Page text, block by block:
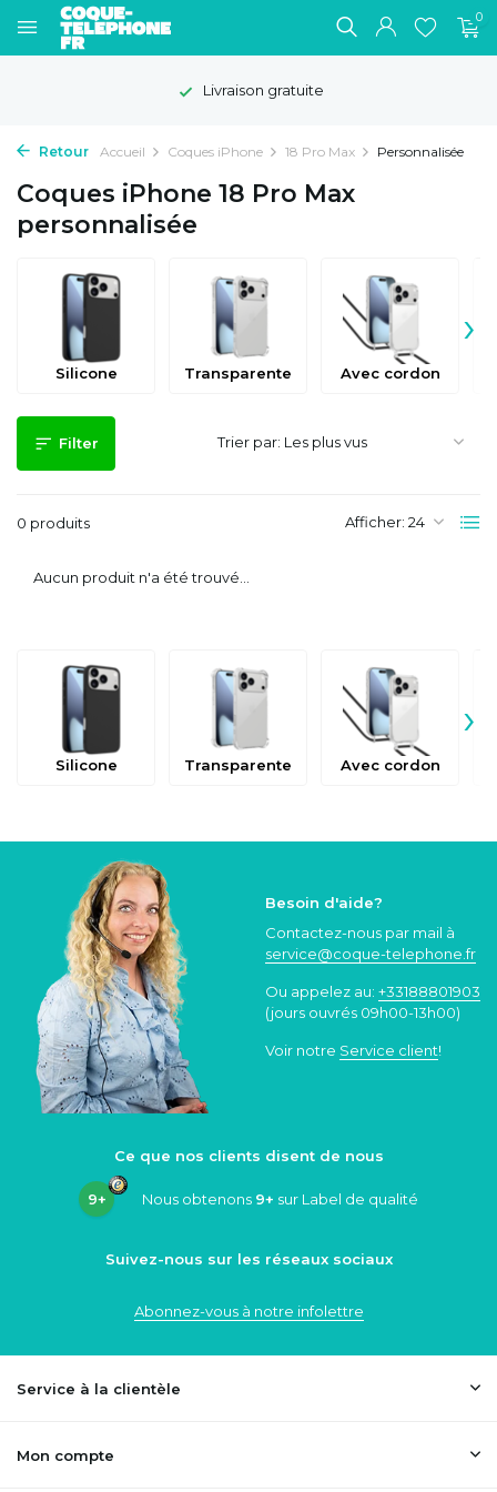
0
Livraison gratuite
Retour Accueil Coques iPhone 18 Pro Max Personnalisée
Coques iPhone 18 Pro Max
personnalisée
Silicone Transparente Avec cordon
›
Filter
0 produits Afficher:
Trier par:
Aucun produit n'a été trouvé...
Silicone Transparente Avec cordon
›
Besoin d'aide?
Contactez-nous par mail à
service@coque-telephone.fr
Ou appelez au: +33188801903
(jours ouvrés 09h00-13h00)
Voir notre Service client!
Ce que nos clients disent de nous
9+ Nous obtenons 9+ sur Label de qualité
Suivez-nous sur les réseaux sociaux
Abonnez-vous à notre infolettre
Service à la clientèle
Mon compte